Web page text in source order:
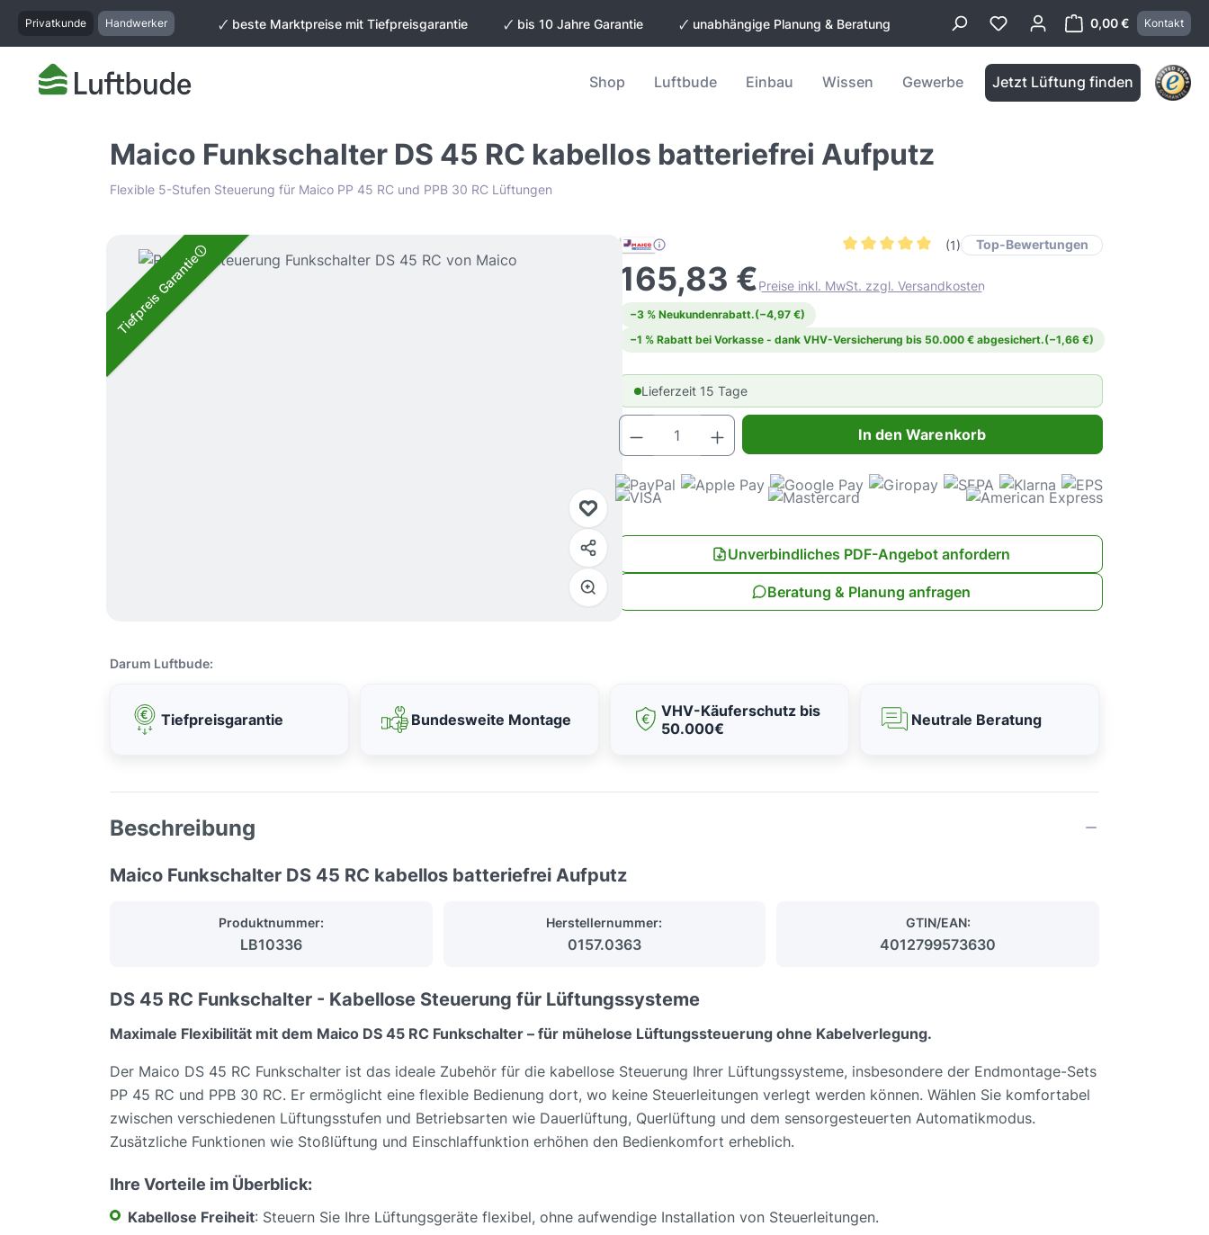
Zur Hauptnavigation springen
Privatkunde Handwerker 🗸 beste Marktpreise mit Tiefpreisgarantie 🗸 bis 10 Jahre Garantie 🗸 unabhängige Planung & Beratung 0,00 €
Warenkorb
Kontakt
Shop Luftbude Einbau Wissen Gewerbe Jetzt Lüftung finden
Maico Funkschalter DS 45 RC kabellos batteriefrei Aufputz
Flexible 5-Stufen Steuerung für Maico PP 45 RC und PPB 30 RC Lüftungen
Bildergalerie überspringen
Tiefpreis Garantie
(1) Top-Bewertungen
165,83 €Preise inkl. MwSt. zzgl. Versandkosten
−3 % Neukundenrabatt.(−4,97 €)
−1 % Rabatt bei Vorkasse - dank VHV-Versicherung bis 50.000 € abgesichert.(−1,66 €)
Lieferzeit 15 Tage
Produkt Anzahl: Gib den gewünschten Wert ein oder benutze die Schaltflächen
In den Warenkorb
Unverbindliches PDF-Angebot anfordern
Beratung & Planung anfragen
Darum Luftbude:
Tiefpreisgarantie Bundesweite Montage
VHV-Käuferschutz bis
50.000€
Neutrale Beratung
Beschreibung
Maico Funkschalter DS 45 RC kabellos batteriefrei Aufputz
Produktnummer:
LB10336
Herstellernummer:
0157.0363
GTIN/EAN:
4012799573630
DS 45 RC Funkschalter - Kabellose Steuerung für Lüftungssysteme
Maximale Flexibilität mit dem Maico DS 45 RC Funkschalter – für mühelose Lüftungssteuerung ohne Kabelverlegung.
Der Maico DS 45 RC Funkschalter ist das ideale Zubehör für die kabellose Steuerung Ihrer Lüftungssysteme, insbesondere der Endmontage-Sets
PP 45 RC und PPB 30 RC. Er ermöglicht eine flexible Bedienung dort, wo keine Steuerleitungen verlegt werden können. Wählen Sie komfortabel
zwischen verschiedenen Lüftungsstufen und Betriebsarten wie Dauerlüftung, Querlüftung und dem sensorgesteuerten Automatikmodus.
Zusätzliche Funktionen wie Stoßlüftung und Einschlaffunktion erhöhen den Bedienkomfort erheblich.
Ihre Vorteile im Überblick:
Kabellose Freiheit: Steuern Sie Ihre Lüftungsgeräte flexibel, ohne aufwendige Installation von Steuerleitungen.